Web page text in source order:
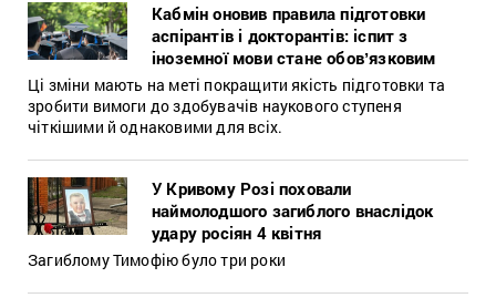
Кабмін оновив правила підготовки
аспірантів і докторантів: іспит з
іноземної мови стане обовʼязковим
Ці зміни мають на меті покращити якість підготовки та
зробити вимоги до здобувачів наукового ступеня
чіткішими й однаковими для всіх.
У Кривому Розі поховали
наймолодшого загиблого внаслідок
удару росіян 4 квітня
Загиблому Тимофію було три роки